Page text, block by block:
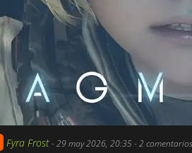
Fyra Frost-29 may 2026, 20:35- 2 comentarios